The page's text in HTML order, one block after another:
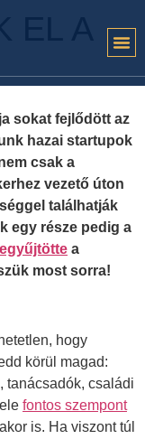
EL A
sokat fejlődött az
hazai startupok
csak a
vezető úton
találhatják
egy része pedig a
a
most sorra!
hogy
körül magad:
tanácsadók, családi
fontos szempont
is. Ha viszont túl